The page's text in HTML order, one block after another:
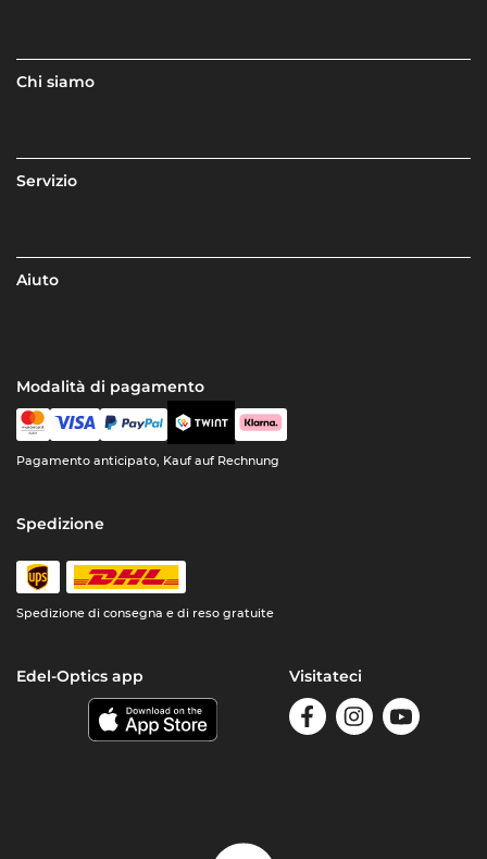
Chi siamo
Servizio
Aiuto
Modalità di pagamento
Pagamento anticipato, Kauf auf Rechnung
Spedizione
Spedizione di consegna e di reso gratuite
Edel-Optics app Visitateci